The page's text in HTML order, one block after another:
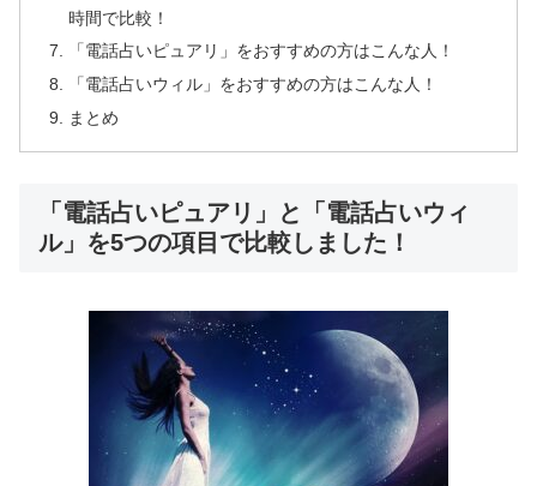
時間で比較！
「電話占いピュアリ」をおすすめの方はこんな人！
「電話占いウィル」をおすすめの方はこんな人！
まとめ
「電話占いピュアリ」と「電話占いウィ
ル」を5つの項目で比較しました！